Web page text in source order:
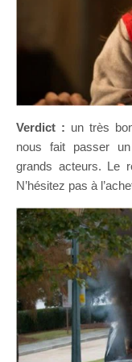
Verdict : un très
nous fait passer
grands acteurs. Le
N’hésitez pas à